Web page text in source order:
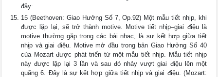
đây:
15 (Beethoven: Giao Hưởng Số 7, Op.92) Một mẫu tiết nhịp, khi
được lặp lại, sẽ trở thành motive. Motive tiết nhịp–giai điệu là
motive thường gặp trong các bài nhạc, là sự kết hợp giữa tiết
nhịp và giai điệu. Motive mở đầu trong bản Giao Hưởng Số 40
của Mozart được phát triển từ một mẫu tiết nhịp. Mẫu tiết nhịp
này được lặp lại 3 lần và sau đó nhảy vượt giai điệu lên một
quãng 6. Đây là sự kết hợp giữa tiết nhịp và giai điệu. (Mozart: